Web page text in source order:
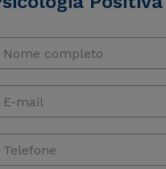
Nome completo
E-mail
Telefone